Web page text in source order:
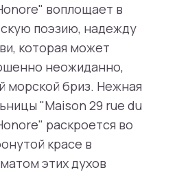
воплощает в
поэзию, надежду
которая может
неожиданно,
морской бриз. Нежная
"Maison 29 rue du
раскроется во
красе в
этих духов